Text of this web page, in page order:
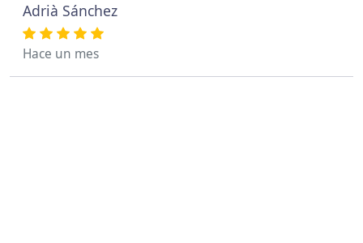
Adrià Sánchez
Hace un mes